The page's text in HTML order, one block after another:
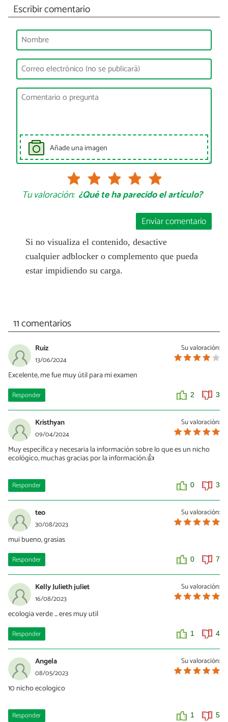
Escribir comentario
Añade una imagen
Tu valoración: ¿Qué te ha parecido el artículo?
Enviar comentario
Si no visualiza el contenido, desactive
cualquier adblocker o complemento que pueda
estar impidiendo su carga.
11 comentarios
Su valoración:
Ruiz
13/06/2024
Excelente, me fue muy útil para mi examen
Responder 2 3
Su valoración:
Kristhyan
09/04/2024
Muy específica y necesaria la información sobre lo que es un nicho
ecológico, muchas gracias por la información.👍
Responder 0 3
Su valoración:
teo
30/08/2023
mui bueno, grasias
Responder 0 7
Su valoración:
Kelly Julieth juliet
16/08/2023
ecologia verde ... eres muy util
Responder 1 4
Su valoración:
Angela
08/05/2023
10 nicho ecologico
Responder 1 5